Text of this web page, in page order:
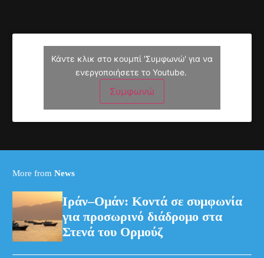
Κάντε κλικ στο κουμπί 'Συμφωνώ' για να
ενεργοποιήσετε το Youtube.
Συμφωνώ
More from News
Ιράν–Ομάν: Κοντά σε συμφωνία
για προσωρινό διάδρομο στα
Στενά του Ορμούζ